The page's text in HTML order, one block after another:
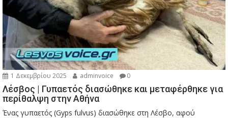
1 Δεκεμβρίου 2025 adminvoice 0
Λέσβος | Γυπαετός διασώθηκε και μεταφέρθηκε για
περίθαλψη στην Αθήνα
Ένας γυπαετός (Gyps fulvus) διασώθηκε στη Λέσβο, αφού